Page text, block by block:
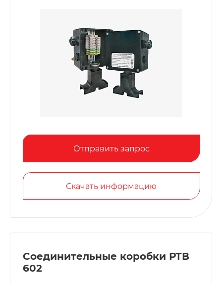
Отправить запрос
Скачать информацию
Соединительные коробки РТВ
602